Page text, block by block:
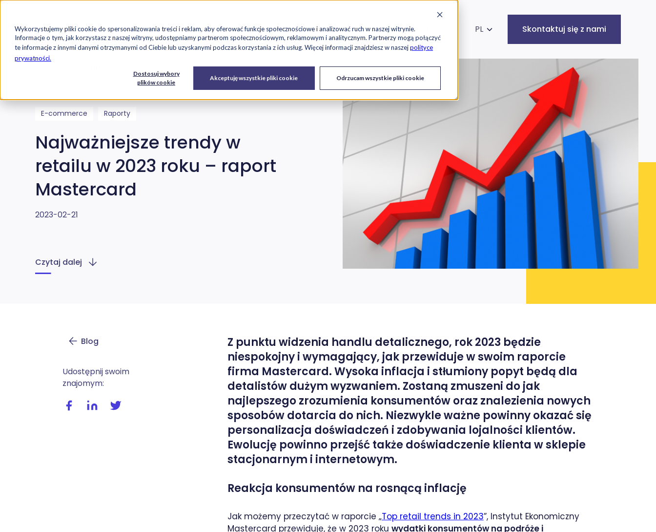
Wykorzystujemy pliki cookie do spersonalizowania treści i reklam, aby oferować funkcje społecznościowe i analizować ruch w naszej witrynie.
Informacje o tym, jak korzystasz z naszej witryny, udostępniamy partnerom społecznościowym, reklamowym i analitycznym. Partnerzy mogą połączyć
te informacje z innymi danymi otrzymanymi od Ciebie lub uzyskanymi podczas korzystania z ich usług. Więcej informacji znajdziesz w naszejpolityce
prywatności.
Dostosuj wybory
plików cookie
Akceptuję wszystkie pliki cookie Odrzucam wszystkie pliki cookie
Przejdź do treści
Oferta
E-
commerce
fiskalne
Urządzenia
urządzeń
Cyberbezpieczeństwo
Case studies Raport RetailTech Blog O nas Kariera Szukaj na stronie
PL Skontaktuj się z nami
E-commerce Raporty
Najważniejsze trendy w
retailu w 2023 roku – raport
Mastercard
2023-02-21
Czytaj dalej
Blog
Udostępnij swoim
znajomym:
Udostępnij wpis na facebooku
Udostępnij wpis na linkedIn
Udostępnij wpis na twitterze / X
Z punktu widzenia handlu detalicznego, rok 2023 będzie
niespokojny i wymagający, jak przewiduje w swoim raporcie
firma Mastercard. Wysoka inflacja i stłumiony popyt będą dla
detalistów dużym wyzwaniem. Zostaną zmuszeni do jak
najlepszego zrozumienia konsumentów oraz znalezienia nowych
sposobów dotarcia do nich. Niezwykle ważne powinny okazać się
personalizacja doświadczeń i zdobywania lojalności klientów.
Ewolucję powinno przejść także doświadczenie klienta w sklepie
stacjonarnym i internetowym.
Reakcja konsumentów na rosnącą inflację
Jak możemy przeczytać w raporcie „Top retail trends in 2023”, Instytut Ekonomiczny
Mastercard przewiduje, że w 2023 roku wydatki konsumentów na podróże i